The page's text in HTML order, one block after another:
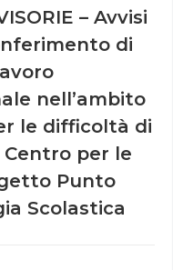
– Avvisi
di
nell’ambito
le difficoltà di
per le
Punto
Scolastica